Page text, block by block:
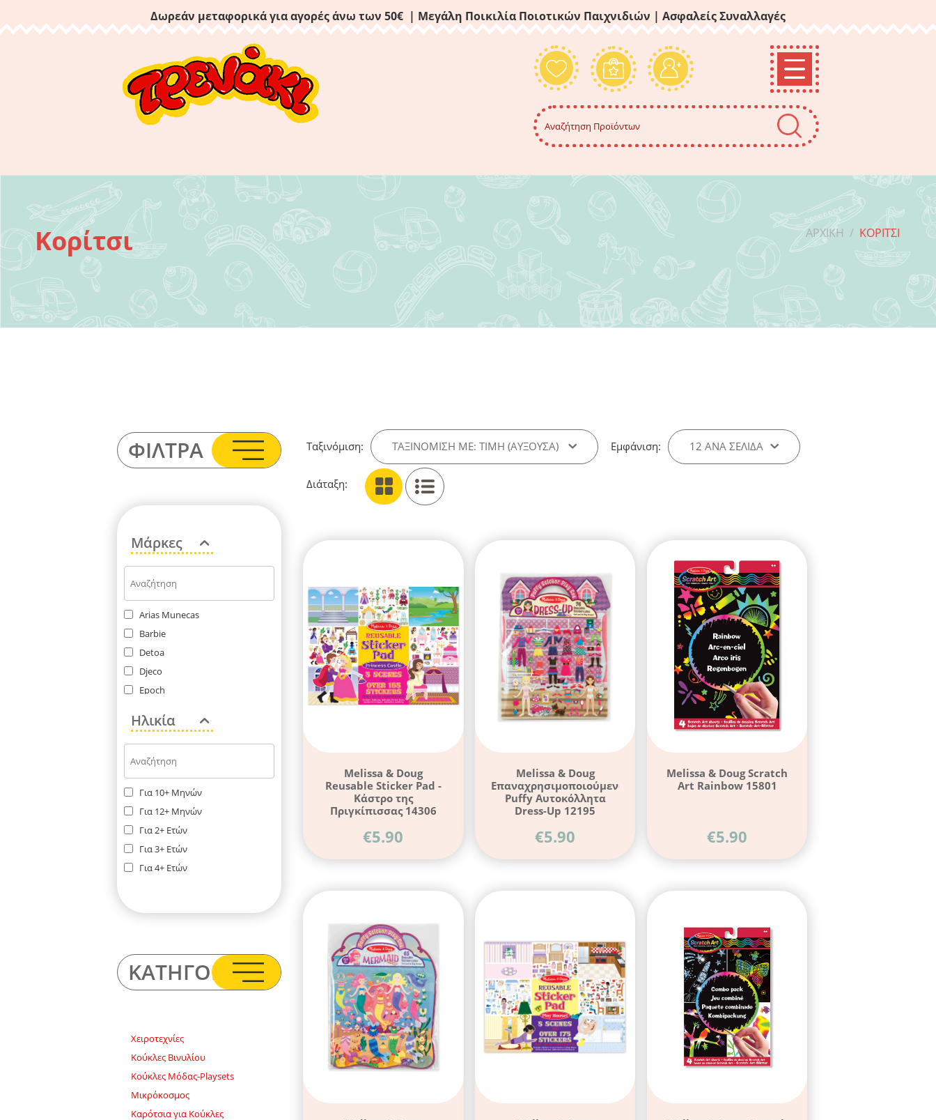
Δωρεάν μεταφορικά για αγορές άνω των 50€ | Μεγάλη Ποικιλία Ποιοτικών Παιχνιδιών | Ασφαλείς Συναλλαγές
Κορίτσι ΑΡΧΙΚΉ / ΚΟΡΊΤΣΙ
ΦΊΛΤΡΑ
Μάρκες
Arias Munecas
Barbie
Detoa
Djeco
Epoch
Mattel
Melissa & Doug
Paola Reina
Ηλικία
Για 10+ Μηνών
Για 12+ Μηνών
Για 2+ Ετών
Για 3+ Ετών
Για 4+ Ετών
ΚΑΤΗΓΟΡΙΕΣ
Χειροτεχνίες
Κούκλες Βινυλίου
Κούκλες Μόδας-Playsets
Μικρόκοσμος
Καρότσια για Κούκλες
Ταξινόμιση: ΤΑΞΙΝΌΜΙΣΗ ΜΕ: ΤΙΜΉ (ΑΎΞΟΥΣΑ) Εμφάνιση: 12 ΑΝΑ ΣΕΛΊΔΑ
Διάταξη:
Melissa & Doug
Reusable Sticker Pad -
Κάστρο της
Πριγκίπισσας 14306
€5.90
Melissa & Doug
Επαναχρησιμοποιούμενα
Puffy Αυτοκόλλητα
Dress-Up 12195
€5.90
Melissa & Doug Scratch
Art Rainbow 15801
€5.90